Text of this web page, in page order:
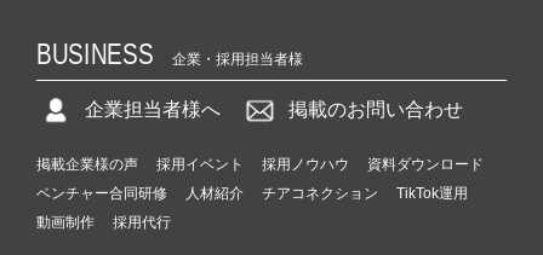
BUSINESS 企業・採用担当者様
企業担当者様へ 掲載のお問い合わせ
掲載企業様の声 採用イベント 採用ノウハウ
資料ダウンロード
ベンチャー合同研修
人材紹介 チアコネクション
TikTok運用
動画制作
採用代行